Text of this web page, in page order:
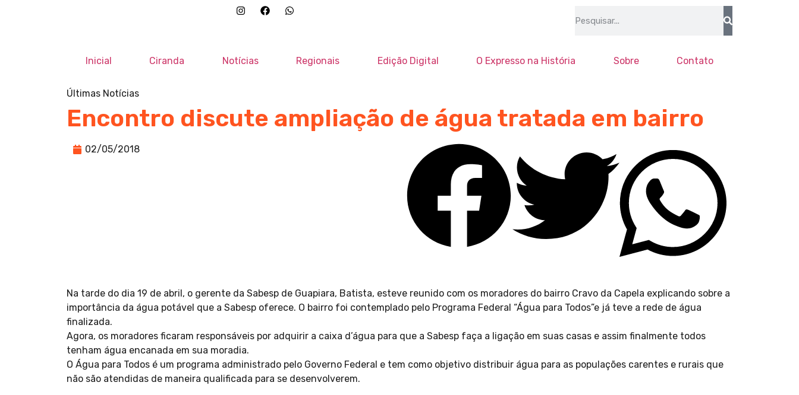
Inicial Ciranda Notícias Regionais Edição Digital O Expresso na História Sobre Contato
Últimas Notícias
Encontro discute ampliação de água tratada em bairro
02/05/2018
Na tarde do dia 19 de abril, o gerente da Sabesp de Guapiara, Batista, esteve reunido com os moradores do bairro Cravo da Capela explicando sobre a
importância da água potável que a Sabesp oferece. O bairro foi contemplado pelo Programa Federal “Água para Todos”e já teve a rede de água
finalizada.
Agora, os moradores ficaram responsáveis por adquirir a caixa d’água para que a Sabesp faça a ligação em suas casas e assim finalmente todos
tenham água encanada em sua moradia.
O Água para Todos é um programa administrado pelo Governo Federal e tem como objetivo distribuir água para as populações carentes e rurais que
não são atendidas de maneira qualificada para se desenvolverem.